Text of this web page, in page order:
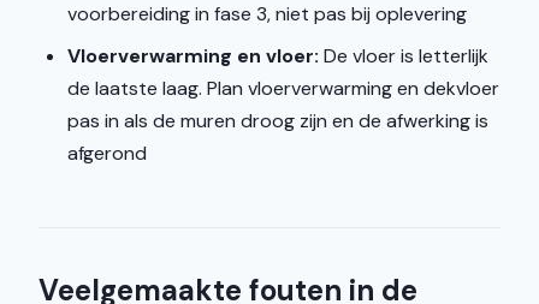
voorbereiding in fase 3, niet pas bij oplevering
Vloerverwarming en vloer: De vloer is letterlijk
de laatste laag. Plan vloerverwarming en dekvloer
pas in als de muren droog zijn en de afwerking is
afgerond
Veelgemaakte fouten in de